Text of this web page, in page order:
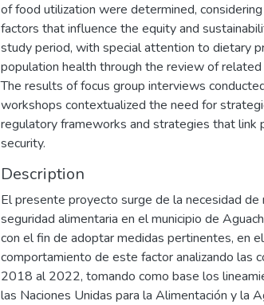
of food utilization were determined,
factors that influence the equity and
study period, with special attention to dietary
population health through the review of
The results of focus group interviews
workshops contextualized the need for
regulatory frameworks and strategies that link
security.
Description
El presente proyecto surge de la necesidad
seguridad alimentaria en el municipio de
con el fin de adoptar medidas pertinentes, en
comportamiento de este factor analizando las
2018 al 2022, tomando como base los
las Naciones Unidas para la Alimentación y la